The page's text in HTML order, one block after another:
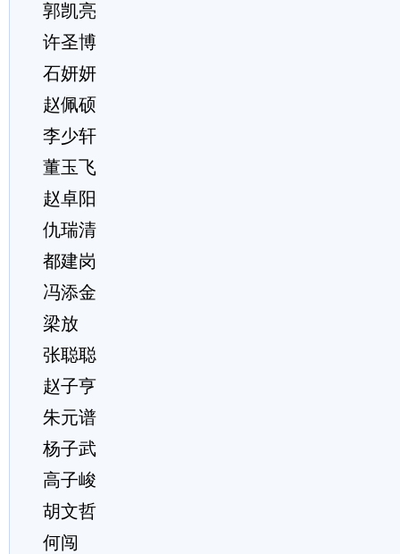
郭凯亮
许圣博
石妍妍
赵佩硕
李少轩
董玉飞
赵卓阳
仇瑞清
都建岗
冯添金
梁放
张聪聪
赵子亨
朱元谱
杨子武
高子峻
胡文哲
何闯